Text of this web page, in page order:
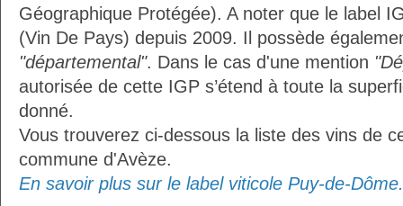
Géographique Protégée). A noter que le label
(Vin De Pays) depuis 2009. Il possède
"départemental". Dans le cas d'une mention
autorisée de cette IGP s’étend à toute la
donné.
Vous trouverez ci-dessous la liste des vins de
commune d'Avèze.
En savoir plus sur le label viticole Puy-de-